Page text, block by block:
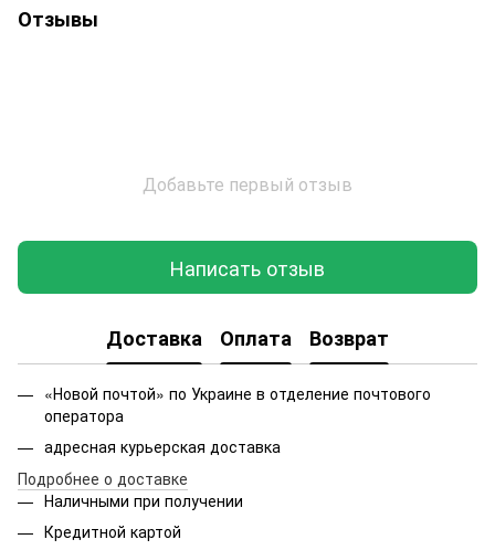
Отзывы
Добавьте первый отзыв
Написать отзыв
Доставка Оплата Возврат
«Новой почтой» по Украине в отделение почтового
оператора
адресная курьерская доставка
Подробнее о доставке
Наличными при получении
Кредитной картой